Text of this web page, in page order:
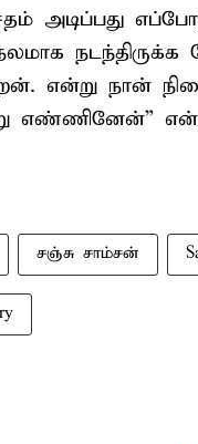
சதம் அடிப்பது
நடந்திருக்க
என்று நான்
எண்ணினேன்”
சஞ்சு சாம்சன்